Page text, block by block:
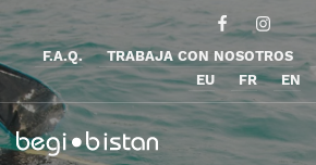
F.A.Q. TRABAJA CON NOSOTROS
EU
FR EN